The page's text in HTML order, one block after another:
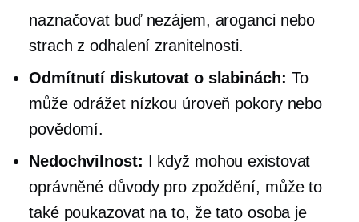
naznačovat buď nezájem, aroganci nebo
strach z odhalení zranitelnosti.
Odmítnutí diskutovat o slabinách: To
může odrážet nízkou úroveň pokory nebo
povědomí.
Nedochvilnost: I když mohou existovat
oprávněné důvody pro zpoždění, může to
také poukazovat na to, že tato osoba je